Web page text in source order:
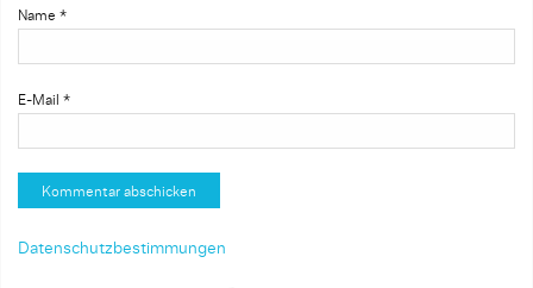
Name *
E-Mail *
Datenschutzbestimmungen